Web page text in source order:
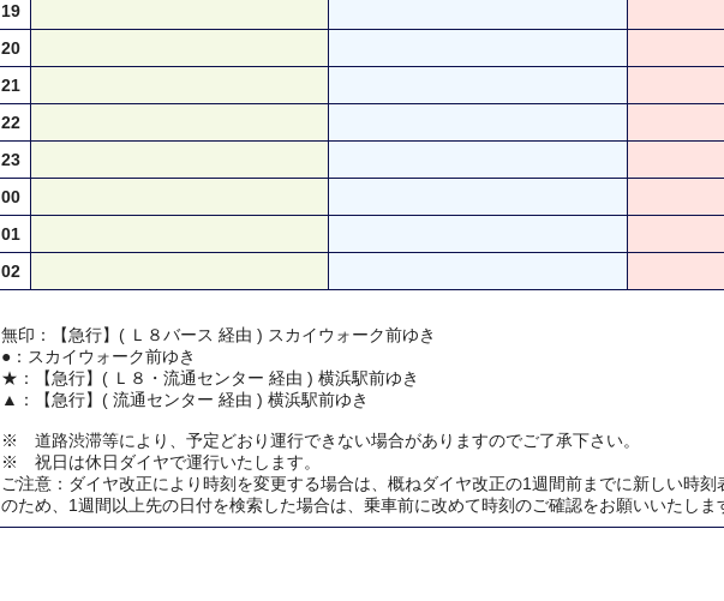
19
20
21
22
23
00
01
02
無印：【急行】( Ｌ８バース 経由 ) スカイウォーク前ゆき
●：スカイウォーク前ゆき
★：【急行】( Ｌ８・流通センター 経由 ) 横浜駅前ゆき
▲：【急行】( 流通センター 経由 ) 横浜駅前ゆき
※ 道路渋滞等により、予定どおり運行できない場合がありますのでご了承下さい。
※ 祝日は休日ダイヤで運行いたします。
ご注意：ダイヤ改正により時刻を変更する場合は、概ねダイヤ改正の1週間前までに新しい時刻
のため、1週間以上先の日付を検索した場合は、乗車前に改めて時刻のご確認をお願いいたしま